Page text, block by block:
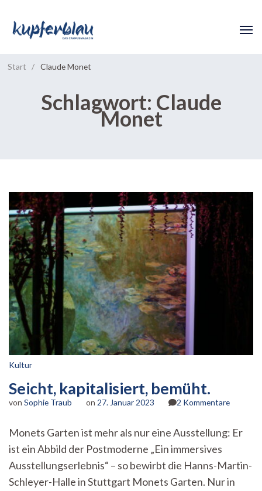
Start / Claude Monet
Schlagwort: Claude
Monet
Kultur
Seicht, kapitalisiert, bemüht.
von Sophie Traub on 27. Januar 2023 2 Kommentarezu
bemüht.
Monets Garten ist mehr als nur eine Ausstellung: Er
ist ein Abbild der Postmoderne „Ein immersives
Ausstellungserlebnis“ – so bewirbt die Hanns-Martin-
Schleyer-Halle in Stuttgart Monets Garten. Nur in